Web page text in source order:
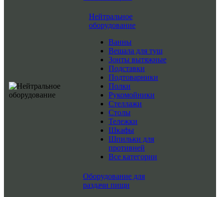
Нейтральное
оборудование
Ванны
Вешала для туш
Зонты вытяжные
Подставки
Подтоварники
Полки
Рукомойники
Стеллажи
Столы
Тележки
Шкафы
Шпильки для
противней
Все категории
Оборудование для
раздачи пищи